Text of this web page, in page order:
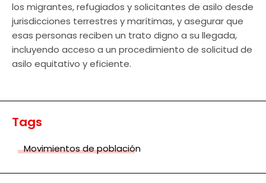
los migrantes, refugiados y solicitantes de asilo desde
jurisdicciones terrestres y marítimas, y asegurar que
esas personas reciben un trato digno a su llegada,
incluyendo acceso a un procedimiento de solicitud de
asilo equitativo y eficiente.
Tags
Movimientos de población